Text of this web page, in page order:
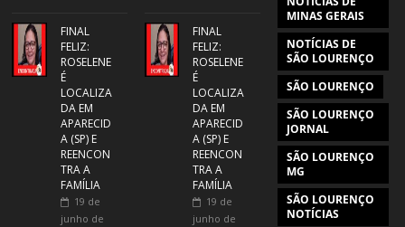
FINAL
FELIZ:
ROSELENE
É
LOCALIZA
DA EM
APARECID
A (SP) E
REENCON
TRA A
FAMÍLIA
19 de
junho de
FINAL
FELIZ:
ROSELENE
É
LOCALIZA
DA EM
APARECID
A (SP) E
REENCON
TRA A
FAMÍLIA
19 de
junho de
MINAS GERAIS
NOTÍCIAS DE
SÃO LOURENÇO
SÃO LOURENÇO
SÃO LOURENÇO
JORNAL
SÃO LOURENÇO
MG
SÃO LOURENÇO
NOTÍCIAS